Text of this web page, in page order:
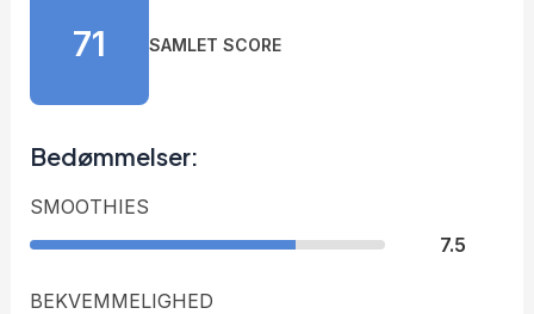
71 SAMLET SCORE
Bedømmelser:
SMOOTHIES
7.5
BEKVEMMELIGHED